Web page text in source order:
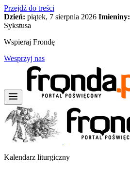
Przejdź do treści
Dzień: piątek, 7 sierpnia 2026 Imieniny:
Sykstusa
Wspieraj Frondę
Wesprzyj nas
Kalendarz liturgiczny